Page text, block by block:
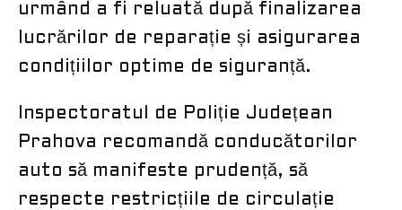
urmând a fi reluată după finalizarea
lucrărilor de reparație și asigurarea
condițiilor optime de siguranță.
Inspectoratul de Poliție Județean
Prahova recomandă conducătorilor
auto să manifeste prudență, să
respecte restricțiile de circulație